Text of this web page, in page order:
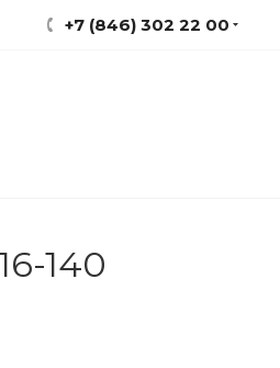
+7 (846) 302 22 00
140